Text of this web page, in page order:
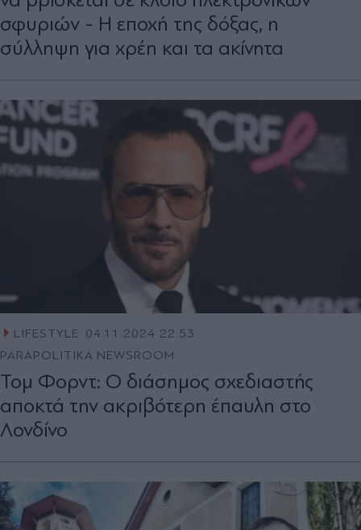
σφυριών - Η εποχή της δόξας, η
σύλληψη για χρέη και τα ακίνητα
LIFESTYLE 04.11.2024 22:53
PARAPOLITIKA NEWSROOM
Τομ Φορντ: Ο διάσημος σχεδιαστής
αποκτά την ακριβότερη έπαυλη στο
Λονδίνο